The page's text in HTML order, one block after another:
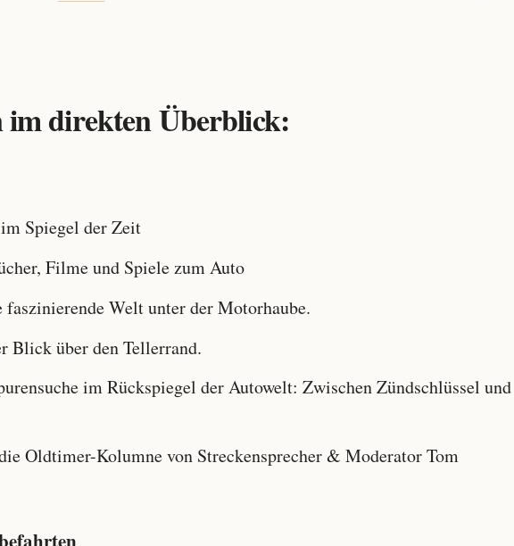
im direkten Überblick:
Spiegel der Zeit
Filme und Spiele zum Auto
Welt unter der Motorhaube.
über den Tellerrand.
im Rückspiegel der Autowelt: Zwischen Zündschlüssel und
Oldtimer-Kolumne von Streckensprecher & Moderator Tom